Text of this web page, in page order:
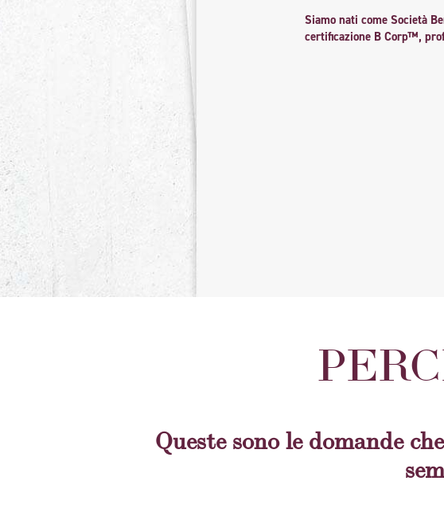
Siamo nati come Società
certificazione B Corp™,
Queste sono le domande